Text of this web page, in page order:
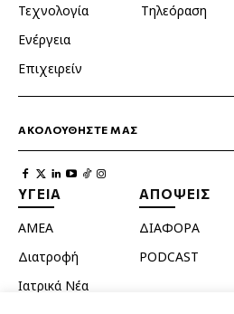
Τεχνολογία
Ενέργεια
Επιχειρείν
Τηλεόραση
ΑΚΟΛΟΥΘΗΣΤΕ ΜΑΣ
ΥΓΕΙΑ
ΑΜΕΑ
Διατροφή
Ιατρικά Νέα
ΑΠΟΨΕΙΣ
ΔΙΑΦΟΡΑ
PODCAST